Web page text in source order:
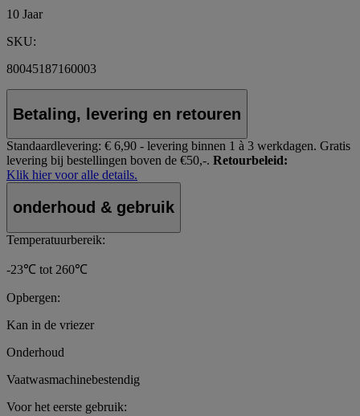
10 Jaar
SKU:
80045187160003
Betaling, levering en retouren
Standaardlevering: € 6,90 - levering binnen 1 à 3 werkdagen. Gratis
levering bij bestellingen boven de €50,-. Retourbeleid:
Klik hier voor alle details.
onderhoud & gebruik
Temperatuurbereik:
-23℃ tot 260℃
Opbergen:
Kan in de vriezer
Onderhoud
Vaatwasmachinebestendig
Voor het eerste gebruik: